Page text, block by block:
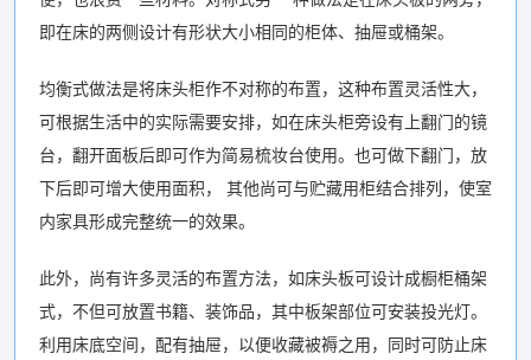
即在床的两侧设计有形状大小相同的柜体、抽屉或桶架。
均衡式做法是将床头柜作不对称的布置，这种布置灵活性大，
可根据生活中的实际需要安排，如在床头柜旁设有上翻门的镜
台，翻开面板后即可作为简易梳妆台使用。也可做下翻门，放
下后即可增大使用面积， 其他尚可与贮藏用柜结合排列，使室
内家具形成完整统一的效果。
此外，尚有许多灵活的布置方法，如床头板可设计成橱柜桶架
式，不但可放置书籍、装饰品，其中板架部位可安装投光灯。
利用床底空间，配有抽屉，以便收藏被褥之用，同时可防止床